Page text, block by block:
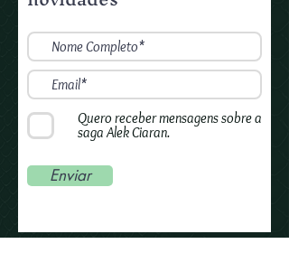
Quero receber mensagens sobre a
saga Alek Ciaran.
Enviar